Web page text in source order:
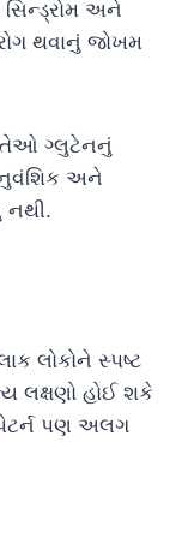
અને
થવાનું જોખમ
તેઓ ગ્લુટેનનું
અને
નથી.
લોકોને સ્પષ્ટ
લક્ષણો હોઈ શકે
પેટર્ન પણ અલગ